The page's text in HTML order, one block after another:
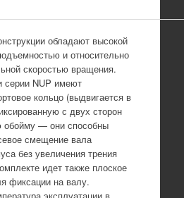
обладают высокой
и относительно
скоростью вращения.
серии NUP имеют
кольцо (выдвигается в
с двух сторон
обойму — они способны
смещение вала
без увеличения трения
идет также плоское
фиксации на валу.
эксплуатации в